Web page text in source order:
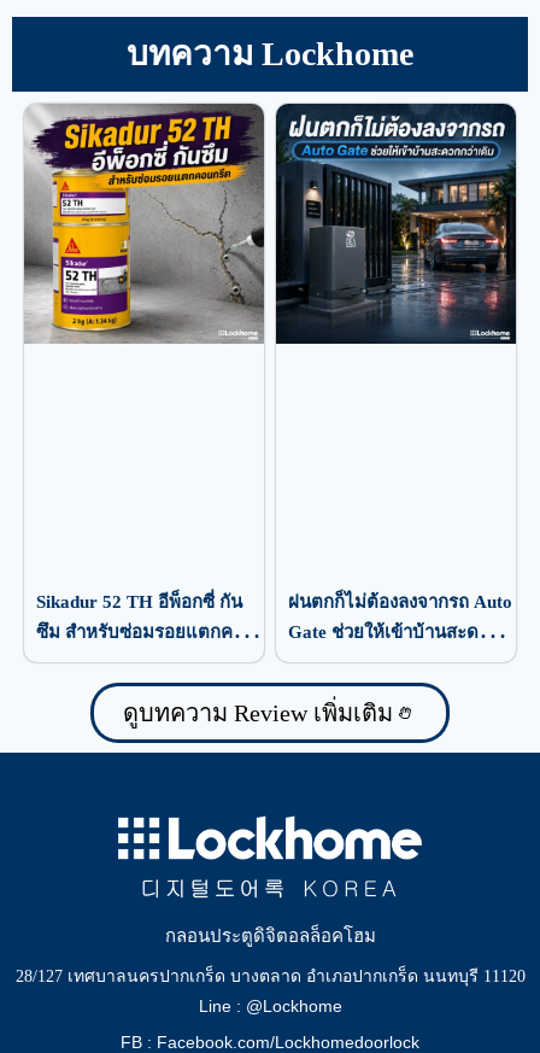
บทความ Lockhome
Sikadur 52 TH อีพ็อกซี่ กัน
ซึม สำหรับซ่อมรอยแตกคอ
นกรีต
ฝนตกก็ไม่ต้องลงจากรถ Auto
Gate ช่วยให้เข้าบ้านสะดวก
กว่าเดิม
ดูบทความ Review เพิ่มเติม
กลอนประตูดิจิตอลล็อคโฮม
28/127 เทศบาลนครปากเกร็ด บางตลาด อำเภอปากเกร็ด นนทบุรี 11120
Line : @Lockhome
FB : Facebook.com/Lockhomedoorlock